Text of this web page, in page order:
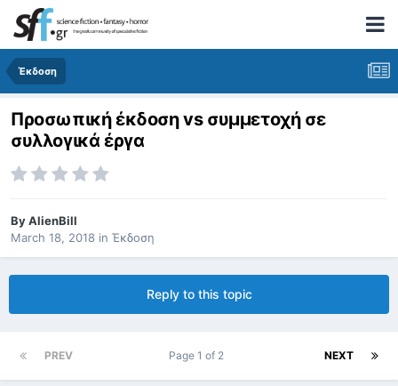
Έκδοση
Προσωπική έκδοση vs συμμετοχή σε
συλλογικά έργα
ByAlienBill
March 18, 2018 in Έκδοση
Reply to this topic
PREV NEXT
Page 1 of 2